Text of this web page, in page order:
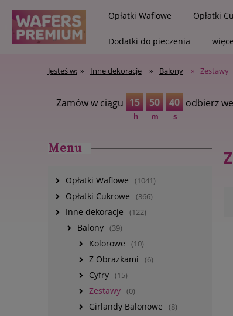
Opłatki Waflowe Opłatki
Dodatki do pieczenia
Jesteś w: » Inne dekoracje » Balony » Zestawy
Zamów w ciągu 15
h
50
m
40
s
odbierz
Menu
Opłatki Waflowe (1041)
Opłatki Cukrowe (366)
Inne dekoracje (122)
Balony (39)
Kolorowe (10)
Z Obrazkami (6)
Cyfry (15)
Zestawy (0)
Girlandy Balonowe (8)